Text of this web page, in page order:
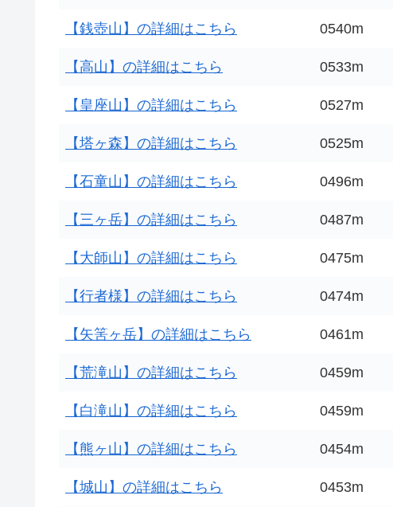
【銭壺山】の詳細はこちら 0540m
【高山】の詳細はこちら 0533m
【皇座山】の詳細はこちら 0527m
【塔ヶ森】の詳細はこちら 0525m
【石童山】の詳細はこちら 0496m
【三ヶ岳】の詳細はこちら 0487m
【大師山】の詳細はこちら 0475m
【行者様】の詳細はこちら 0474m
【矢筈ヶ岳】の詳細はこちら 0461m
【荒滝山】の詳細はこちら 0459m
【白滝山】の詳細はこちら 0459m
【熊ヶ山】の詳細はこちら 0454m
【城山】の詳細はこちら 0453m